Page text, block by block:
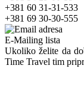
+381 60 31-31-533
+381 69 30-30-555
E-Mailing lista
Ukoliko želite da
Time Travel tim